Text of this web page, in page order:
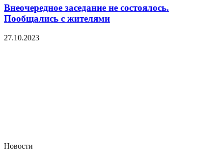
Внеочередное заседание не состоялось.
Пообщались с жителями
27.10.2023
Новости